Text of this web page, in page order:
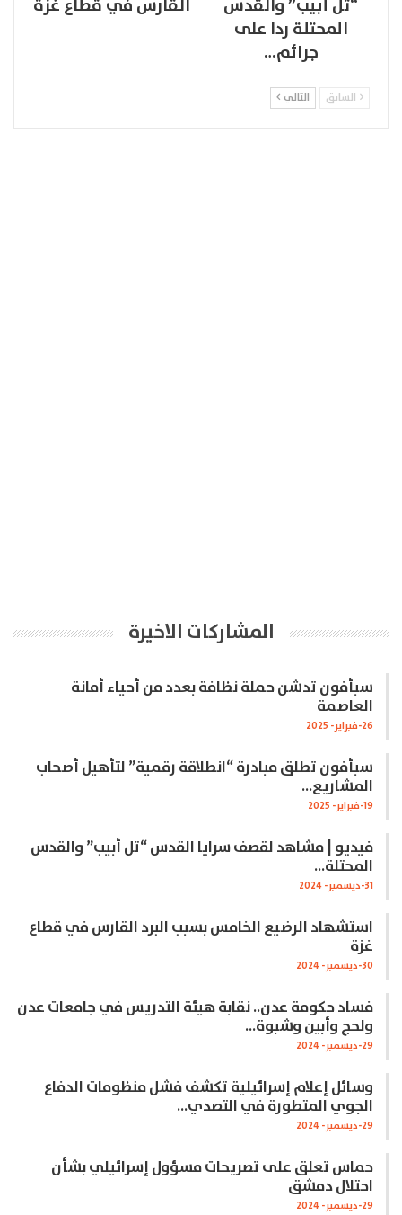
المحتلة ردا على
جرائم…
السابق التالي
المشاركات الاخيرة
سبأفون تدشن حملة نظافة بعدد من أحياء أمانة
العاصمة
26-فبراير- 2025
سبأفون تطلق مبادرة “انطلاقة رقمية” لتأهيل أصحاب
المشاريع…
19-فبراير- 2025
فيديو | مشاهد لقصف سرايا القدس “تل أبيب” والقدس
المحتلة…
31-ديسمبر- 2024
استشهاد الرضيع الخامس بسبب البرد القارس في قطاع
غزة
30-ديسمبر- 2024
فساد حكومة عدن.. نقابة هيئة التدريس في جامعات عدن
ولحج وأبين وشبوة…
29-ديسمبر- 2024
وسائل إعلام إسرائيلية تكشف فشل منظومات الدفاع
الجوي المتطورة في التصدي…
29-ديسمبر- 2024
حماس تعلق على تصريحات مسؤول إسرائيلي بشأن
احتلال دمشق
29-ديسمبر- 2024